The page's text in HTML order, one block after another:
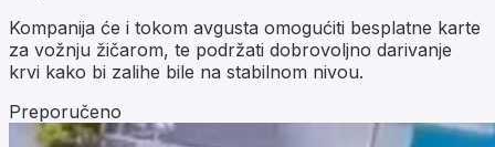
Kompanija će i tokom avgusta omogućiti besplatne karte
za vožnju žičarom, te podržati dobrovoljno darivanje
krvi kako bi zalihe bile na stabilnom nivou.
Preporučeno